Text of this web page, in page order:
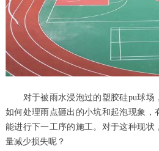
对于被雨水浸泡过的塑胶硅pu球场
如何处理雨点砸出的小坑和起泡现象，
能进行下一工序的施工。对于这种现状
量减少损失呢？